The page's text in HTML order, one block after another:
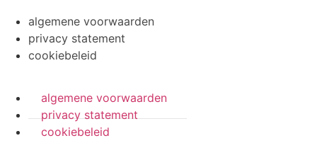
algemene voorwaarden
privacy statement
cookiebeleid
algemene voorwaarden
privacy statement
cookiebeleid